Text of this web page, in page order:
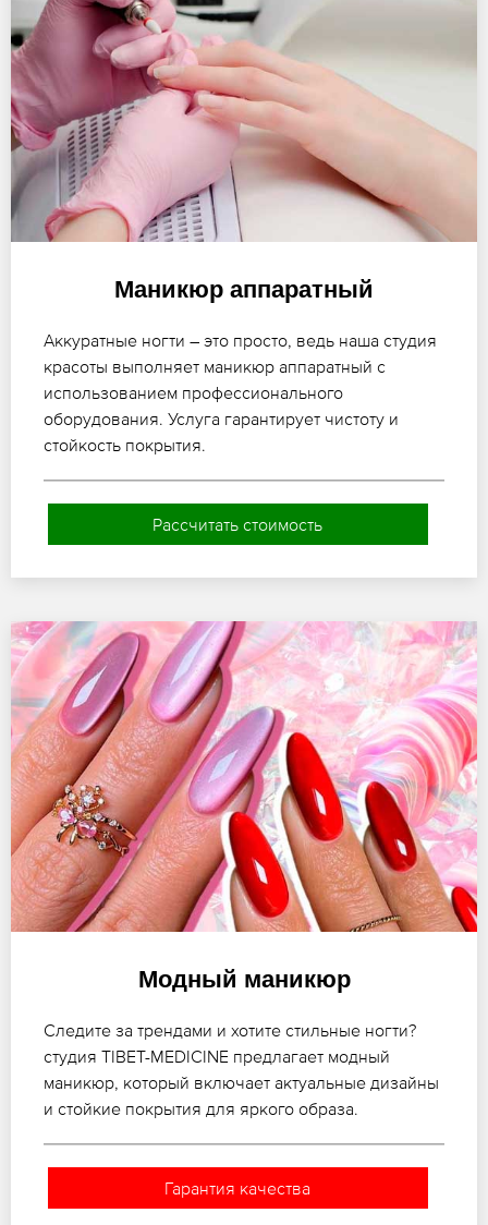
Маникюр аппаратный
Аккуратные ногти – это просто, ведь наша студия
красоты выполняет маникюр аппаратный с
использованием профессионального
оборудования. Услуга гарантирует чистоту и
стойкость покрытия.
Рассчитать стоимость
Модный маникюр
Следите за трендами и хотите стильные ногти?
студия TIBET-MEDICINE предлагает модный
маникюр, который включает актуальные дизайны
и стойкие покрытия для яркого образа.
Гарантия качества